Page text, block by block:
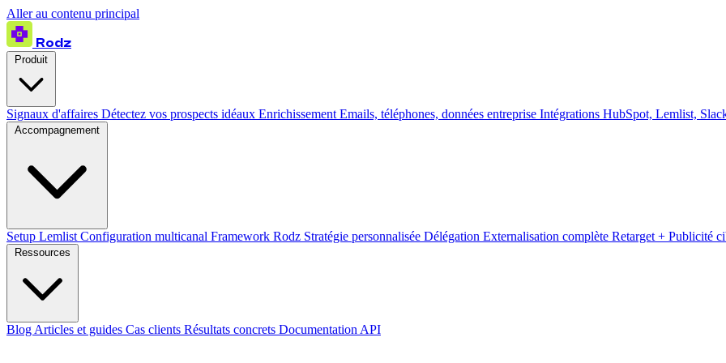
Aller au contenu principal
Rodz
Signaux d'affaires Détectez vos prospects idéaux Enrichissement Emails, téléphones, données entreprise Intégrations HubSpot, Lemlist,
Setup Lemlist Configuration multicanal Framework Rodz Stratégie personnalisée Délégation Externalisation complète Retarget + Publicité
Blog Articles et guides Cas clients Résultats concrets Documentation API